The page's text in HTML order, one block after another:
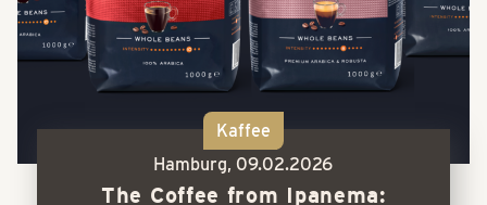
Kaffee
Hamburg, 09.02.2026
The Coffee from Ipanema: